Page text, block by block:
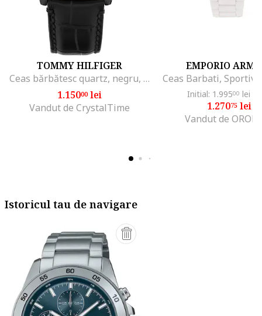
TOMMY HILFIGER
Ceas bărbătesc quartz, negru, oțel
1.15000lei
Vandut de CrystalTime
EMPORIO
Ceas Barbati, Sportivo
Initial: 1.99500 lei
1.27075 lei
Vandut de
Istoricul tau de navigare